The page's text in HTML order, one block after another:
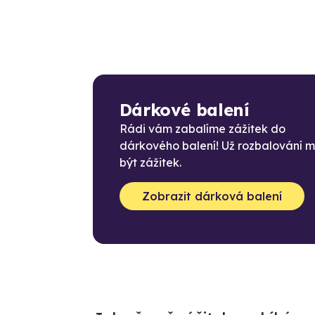
Dárkové balení
Rádi vám zabalíme zážitek do
dárkového balení! Už rozbalování
být zážitek.
Zobrazit dárková balení